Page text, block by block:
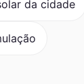
da cidade